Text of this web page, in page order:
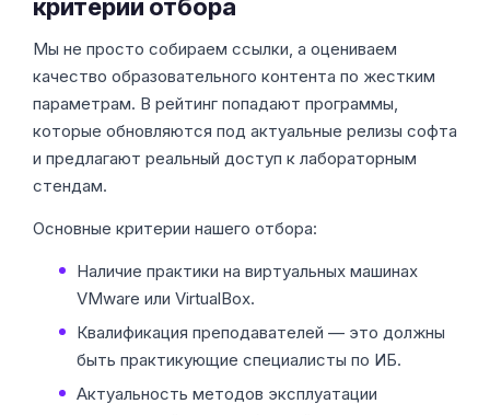
критерии отбора
Мы не просто собираем ссылки, а оцениваем
качество образовательного контента по жестким
параметрам. В рейтинг попадают программы,
которые обновляются под актуальные релизы софта
и предлагают реальный доступ к лабораторным
стендам.
Основные критерии нашего отбора:
Наличие практики на виртуальных машинах
VMware или VirtualBox.
Квалификация преподавателей — это должны
быть практикующие специалисты по ИБ.
Актуальность методов эксплуатации